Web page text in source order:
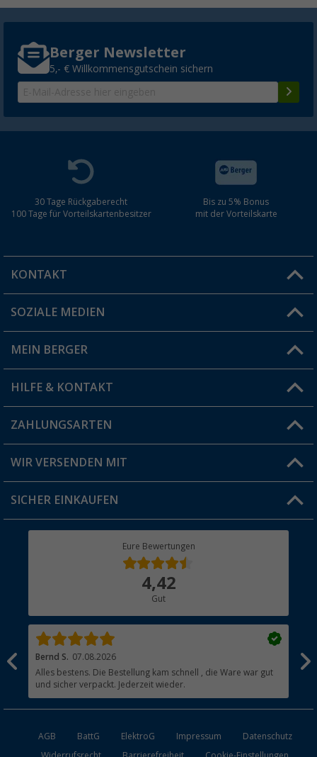
Berger Newsletter
5,- € Willkommensgutschein sichern
30 Tage Rückgaberecht
100 Tage für Vorteilskartenbesitzer
Bis zu 5% Bonus
mit der Vorteilskarte
KONTAKT
Du hast eine Frage?
Filiale finden
SOZIALE MEDIEN
MEIN BERGER
Vorteilskarte
Blog
Jobs & Karriere
HILFE & KONTAKT
FAQ & Kontakt
Versandinformationen
Rücksendung
ZAHLUNGSARTEN
WIR VERSENDEN MIT
SICHER EINKAUFEN
Eure Bewertungen
4,42
Gut
Bernd S. 07.08.2026
Alles bestens. Die Bestellung kam schnell , die Ware war gut
und sicher verpackt. Jederzeit wieder.
AGB BattG ElektroG Impressum
Datenschutz